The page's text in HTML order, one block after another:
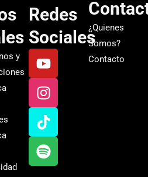
y
Redes
Sociales
Y
o
u
t
u
b
e
I
n
s
t
a
g
r
a
T
i
k
t
o
k
S
p
o
t
i
f
y
¿Quienes
Somos?
Contacto